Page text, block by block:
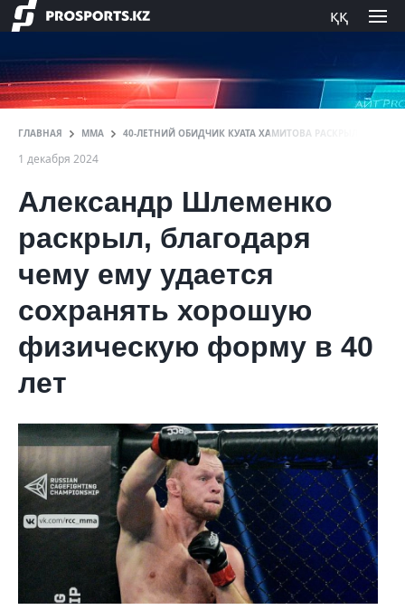
ққ
ГЛАВНАЯ ММА 40-ЛЕТНИЙ ОБИДЧИК КУАТА ХАМИТОВА РАСКРЫЛ
1 декабря 2024
Александр Шлеменко
раскрыл, благодаря
чему ему удается
сохранять хорошую
физическую форму в 40
лет